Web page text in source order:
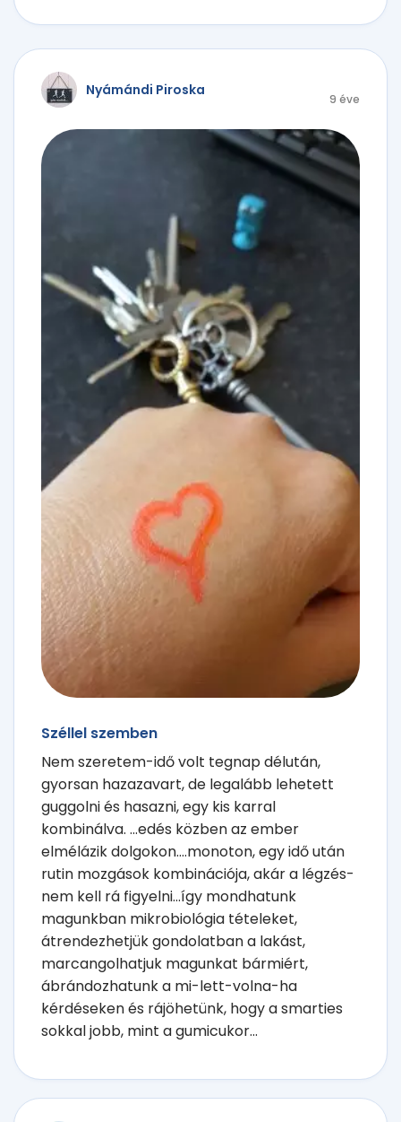
Nyámándi Piroska
9 éve
Széllel szemben
Nem szeretem-idő volt tegnap délután,
gyorsan hazazavart, de legalább lehetett
guggolni és hasazni, egy kis karral
kombinálva. ...edés közben az ember
elmélázik dolgokon....monoton, egy idő után
rutin mozgások kombinációja, akár a légzés-
nem kell rá figyelni...így mondhatunk
magunkban mikrobiológia tételeket,
átrendezhetjük gondolatban a lakást,
marcangolhatjuk magunkat bármiért,
ábrándozhatunk a mi-lett-volna-ha
kérdéseken és rájöhetünk, hogy a smarties
sokkal jobb, mint a gumicukor...